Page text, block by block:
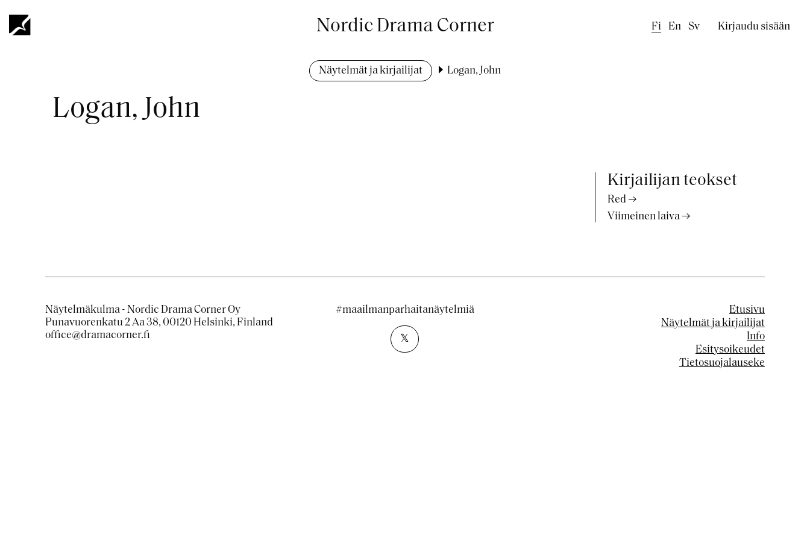
pääsisältöön
Nordic Drama Corner Fi En Sv Kirjaudu sisään
Näytelmät ja kirjailijat Logan, John
Logan, John
Kirjailijan teokset
Red
Viimeinen laiva
Näytelmäkulma - Nordic Drama Corner Oy
Punavuorenkatu 2 Aa 38, 00120 Helsinki, Finland
office@dramacorner.fi
Etusivu
Näytelmät ja kirjailijat
Info
Esitysoikeudet
Tietosuojalauseke
#maailmanparhaitanäytelmiä
𝕏